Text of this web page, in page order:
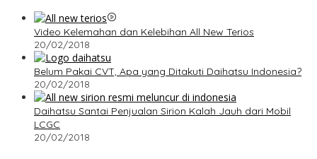
Video Kelemahan dan Kelebihan All New Terios
20/02/2018
Belum Pakai CVT, Apa yang Ditakuti Daihatsu Indonesia?
20/02/2018
Daihatsu Santai Penjualan Sirion Kalah Jauh dari Mobil
LCGC
20/02/2018